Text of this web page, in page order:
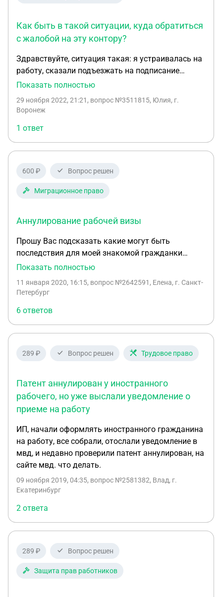
Как быть в такой ситуации, куда обратиться
с жалобой на эту контору?
Здравствуйте, ситуация такая: я устраивалась на
работу, сказали подъезжать на подписание
документов, я не поехала и ни какие документы
запись что я оформлена у них, прииказ и. Т. На
аннулирование трудового договора, что у них в
системе уже проведено, НО я ни чего не
подписывала. Как быть в такой ситуации, куда
Показать полностью
29 ноября 2022, 21:21 , вопрос №3511815, Юлия, г.
Воронеж
1 ответ
600 ₽ Вопрос решен
Миграционное право
Аннулирование рабочей визы
Прошу Вас подсказать какие могут быть
последствия для моей знакомой гражданки
Австралии. Она въехала в Россию по
многократную рабочую визу, отработала
несколько дней назад. Возвращаться не хочет,
хочет остаться в другом регионе и найти там
работу с / без официального трудоустройства.
Пока она ещё не уведомила своего работодателя
и по-прежнему зарегистрирована по месту
Европу увидеться с друзьями. Если она не
вернётся и сообщит о своём желании прекратить
трудовой договор, будет ли её виза
неё по-прежнему в паспорте. Или она сможет
остаться в России до конца срока действия визы.
Будем благодарны за помощь, знакомая готова
оплатить консультацию. Спасибо!
Показать полностью
11 января 2020, 16:15, вопрос №2642591, Елена, г. Санкт-
Петербург
6 ответов
289 ₽ Вопрос решен Трудовое право
Патент аннулирован у иностранного
рабочего, но уже выслали уведомление о
приеме на работу
ИП, начали оформлять иностранного гражданина
на работу, все собрали, отослали уведомление в
мвд, и недавно проверили патент аннулирован, на
сайте мвд. что делать.
09 ноября 2019, 04:35, вопрос №2581382, Влад, г.
Екатеринбург
2 ответа
289 ₽ Вопрос решен
Защита прав работников